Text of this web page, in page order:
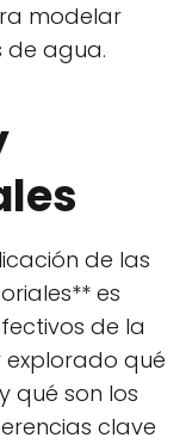
modelar
de agua.
de las
es
de la
explorado qué
qué son los
clave